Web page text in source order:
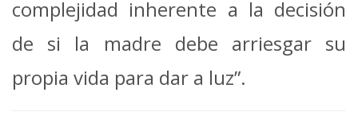
complejidad inherente a la decisión
de si la madre debe arriesgar su
propia vida para dar a luz”.